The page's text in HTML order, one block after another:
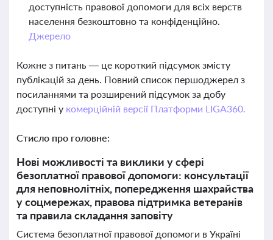
доступність правової допомоги для всіх верств
населення безкоштовно та конфіденційно.
Джерело
Кожне з питань — це короткий підсумок змісту
публікацій за день. Повний список першоджерел з
посиланнями та розширений підсумок за добу
доступні у комерційній версії Платформи LIGA360.
Стисло про головне:
Нові можливості та виклики у сфері
безоплатної правової допомоги: консультації
для неповнолітніх, попередження шахрайства
у соцмережах, правова підтримка ветеранів
та правила складання заповіту
Система безоплатної правової допомоги в Україні